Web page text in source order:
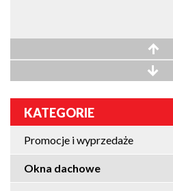
KATEGORIE
Promocje i wyprzedaże
Okna dachowe